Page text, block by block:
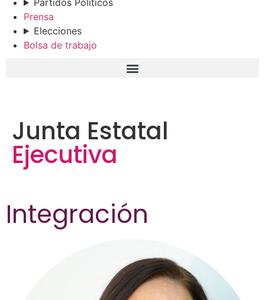
Partidos Políticos
Prensa
Elecciones
Bolsa de trabajo
Junta Estatal
Ejecutiva
Integración